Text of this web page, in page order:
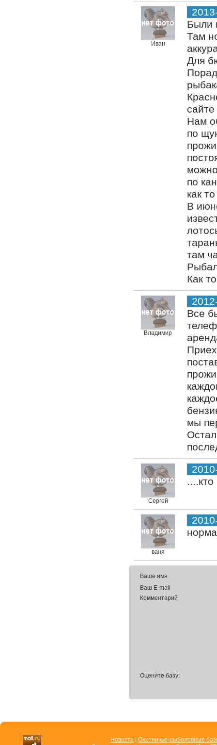
Иван
Были
Там
Для
Нам
по
по
как
В
там
Как
Владимир
Все
мы
Сергей
ваня
Ваше имя
Ваш E-mail
Комментарий
Оцените базу:
Новости
Охотничье-рыболовные